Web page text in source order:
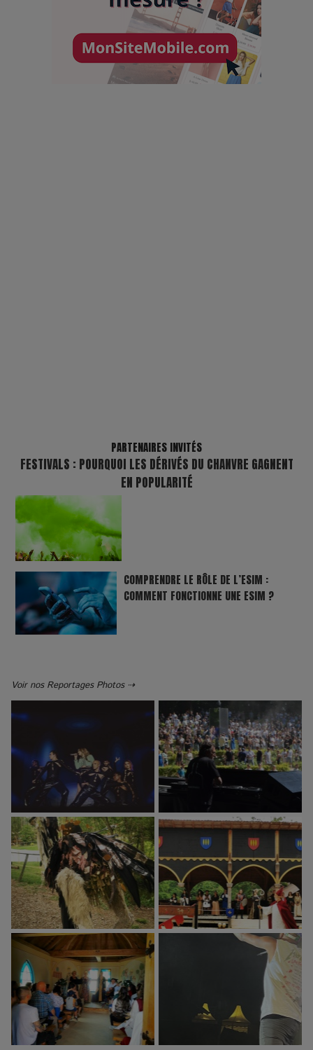
PARTENAIRES INVITÉS
FESTIVALS : POURQUOI LES DÉRIVÉS DU CHANVRE GAGNENT
EN POPULARITÉ
COMPRENDRE LE RÔLE DE L’ESIM :
COMMENT FONCTIONNE UNE ESIM ?
Voir nos Reportages Photos ⇢